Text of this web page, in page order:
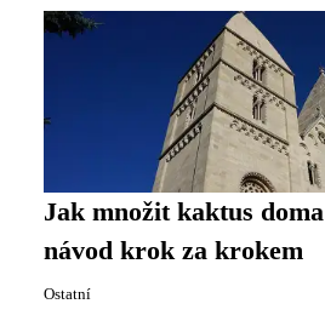
Jak množit kaktus
návod krok za krokem
Ostatní